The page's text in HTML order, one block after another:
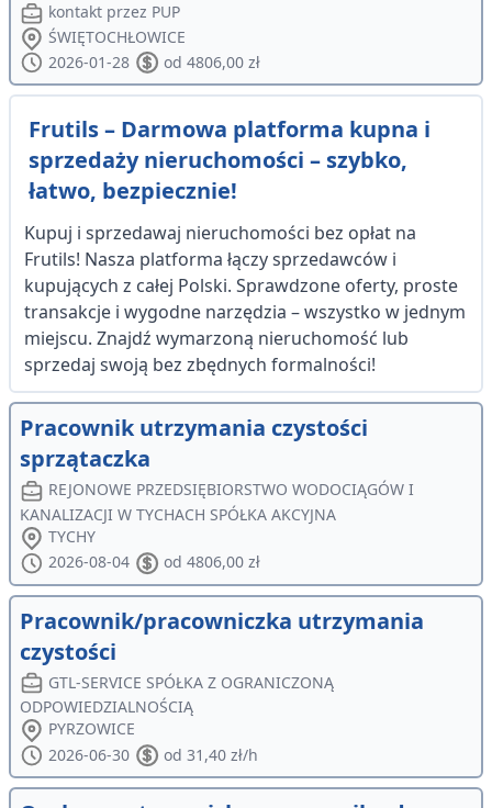
kontakt przez PUP
ŚWIĘTOCHŁOWICE
2026-01-28
od 4806,00 zł
Frutils – Darmowa platforma kupna i
sprzedaży nieruchomości – szybko,
łatwo, bezpiecznie!
Kupuj i sprzedawaj nieruchomości bez opłat na
Frutils! Nasza platforma łączy sprzedawców i
kupujących z całej Polski. Sprawdzone oferty, proste
transakcje i wygodne narzędzia – wszystko w jednym
miejscu. Znajdź wymarzoną nieruchomość lub
sprzedaj swoją bez zbędnych formalności!
Pracownik utrzymania czystości
sprzątaczka
REJONOWE PRZEDSIĘBIORSTWO WODOCIĄGÓW I
KANALIZACJI W TYCHACH SPÓŁKA AKCYJNA
TYCHY
2026-08-04
od 4806,00 zł
Pracownik/pracowniczka utrzymania
czystości
GTL-SERVICE SPÓŁKA Z OGRANICZONĄ
ODPOWIEDZIALNOŚCIĄ
PYRZOWICE
2026-06-30
od 31,40 zł/h